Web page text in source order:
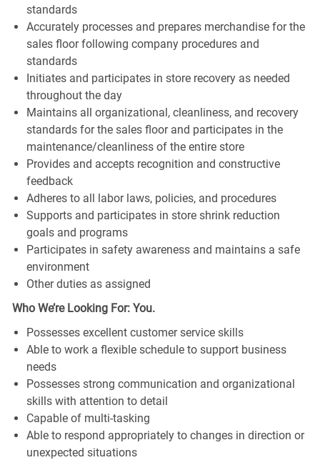
standards
Accurately processes and prepares merchandise for the
sales floor following company procedures and
standards
Initiates and participates in store recovery as needed
throughout the day
Maintains all organizational, cleanliness, and recovery
standards for the sales floor and participates in the
maintenance/cleanliness of the entire store
Provides and accepts recognition and constructive
feedback
Adheres to all labor laws, policies, and procedures
Supports and participates in store shrink reduction
goals and programs
Participates in safety awareness and maintains a safe
environment
Other duties as assigned
Who We’re Looking For: You.
Possesses excellent customer service skills
Able to work a flexible schedule to support business
needs
Possesses strong communication and organizational
skills with attention to detail
Capable of multi-tasking
Able to respond appropriately to changes in direction or
unexpected situations